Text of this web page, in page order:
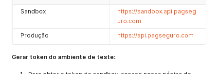
Sandbox
https://sandbox.api.pagseg
uro.com
Produção
https://api.pagseguro.com
Gerar token do ambiente de teste: